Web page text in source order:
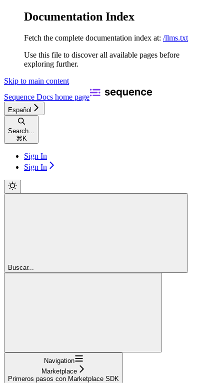
Documentation Index
Fetch the complete documentation index at: /llms.txt
Use this file to discover all available pages before
exploring further.
Skip to main content
Sequence Docs home page
Español
Search...
⌘ K
Sign In
Sign In
Buscar...
Navigation
Marketplace
Primeros pasos con Marketplace SDK